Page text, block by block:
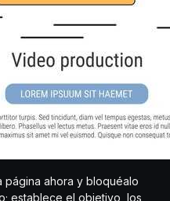
página ahora y bloquéalo
establece el objetivo, los